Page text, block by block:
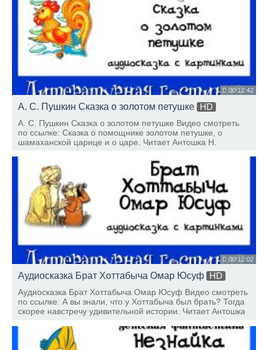
00:12:42
А. С. Пушкин Сказка о золотом петушке
HD
А. С. Пушкин Сказка о золотом петушке Видео смотреть
по ссылке: Сказка о помощнике золотом петушке, о
шамаханской царице и о царе. Читает Антошка Н.
00:12:02
Аудиосказка Брат Хоттабыча Омар Юсуф
HD
Аудиосказка Брат Хоттабыча Омар Юсуф Видео смотреть
по ссылке: А вы знали, что у Хоттабыча был брать? Тогда
скорее навстречу удивительной истории. Читает Антошка